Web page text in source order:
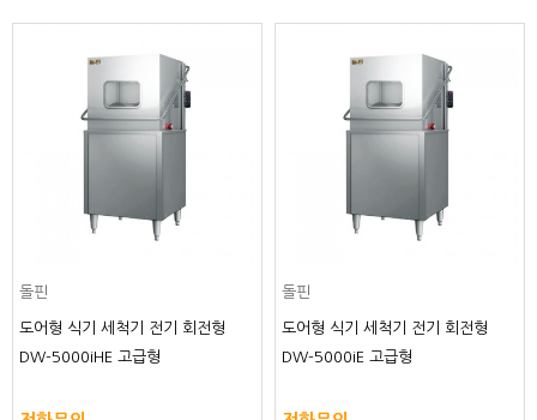
돌핀
도어형 식기 세척기 전기 회전형
DW-5000iHE 고급형
돌핀
도어형 식기 세척기 전기 회전형
DW-5000iE 고급형